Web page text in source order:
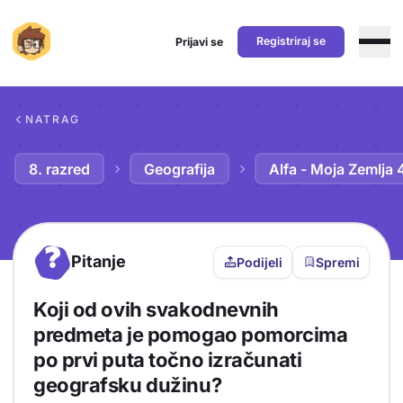
Prijavi se Registriraj se
NATRAG
8. razred Geografija Alfa - Moja Zemlja
? Pitanje Podijeli Spremi
Koji od ovih svakodnevnih
predmeta je pomogao pomorcima
po prvi puta točno izračunati
geografsku dužinu?